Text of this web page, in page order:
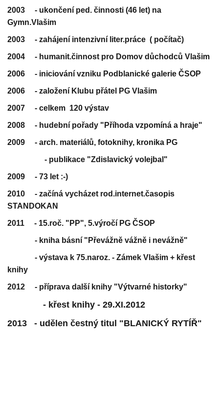
2003 - ukončení ped. činnosti (46 let) na
Gymn.Vlašim
2003 - zahájení intenzivní liter.práce ( počítač)
2004 - humanit.činnost pro Domov důchodců Vlašim
2006 - iniciování vzniku Podblanické galerie ČSOP
2006 - založení Klubu přátel PG Vlašim
2007 - celkem 120 výstav
2008 - hudební pořady "Příhoda vzpomíná a hraje"
2009 - arch. materiálů, fotoknihy, kronika PG
- publikace "Zdislavický volejbal"
2009 - 73 let :-)
2010 - začíná vycházet rod.internet.časopis
STANDOKAN
2011 - 15.roč. "PP", 5.výročí PG ČSOP
- kniha básní "Převážně vážně i nevážně"
- výstava k 75.naroz. - Zámek Vlašim + křest
knihy
2012 - příprava další knihy "Výtvarné historky"
- křest knihy - 29.XI.2012
2013 - udělen čestný titul "BLANICKÝ RYTÍŘ"